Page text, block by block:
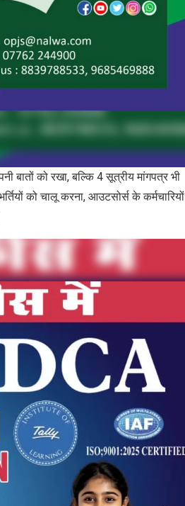
को रखा, बल्कि 4 सूत्रीय मांगपत्र भी
को चालू करना, आउटसोर्स के कर्मचारियों